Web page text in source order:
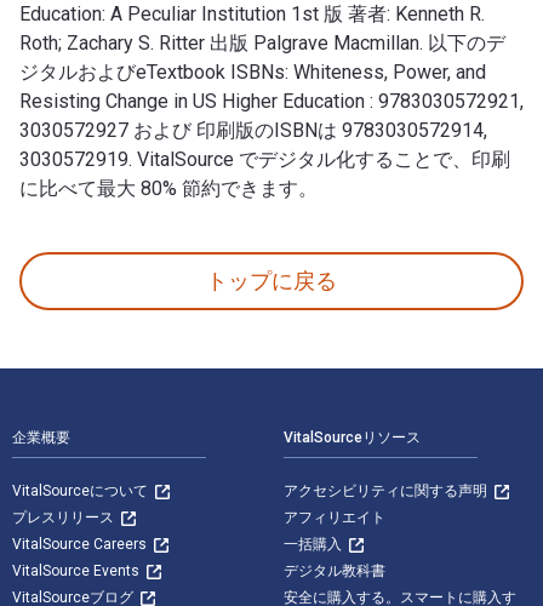
Education: A Peculiar Institution 1st 版 著者: Kenneth R.
Roth; Zachary S. Ritter 出版 Palgrave Macmillan. 以下のデ
ジタルおよびeTextbook ISBNs: Whiteness, Power, and
Resisting Change in US Higher Education : 9783030572921,
3030572927 および 印刷版のISBNは 9783030572914,
3030572919. VitalSource でデジタル化することで、印刷
に比べて最大 80% 節約できます。
トップに戻る
企業概要
VitalSourceについて
プレスリリース
VitalSource Careers
VitalSource Events
VitalSourceブログ
VitalSourceリソース
アクセシビリティに関する声明
アフィリエイト
一括購入
デジタル教科書
安全に購入する。スマートに購入す